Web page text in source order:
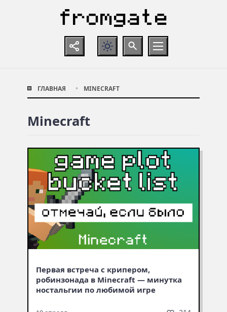
ГЛАВНАЯ MINECRAFT
Minecraft
Первая встреча с крипером,
робинзонада в Minecraft — минутка
ностальгии по любимой игре